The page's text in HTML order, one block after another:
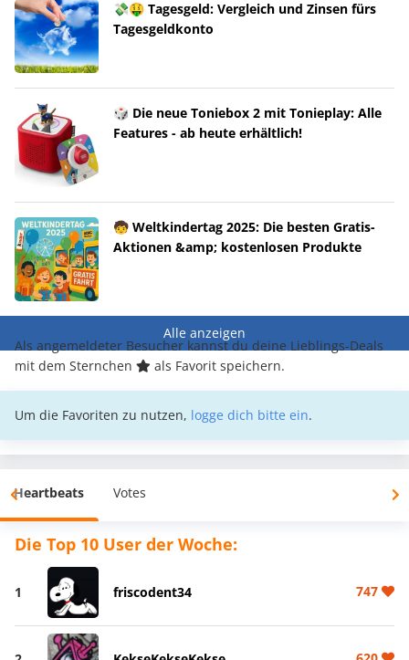
💸🤑 Tagesgeld: Vergleich und Zinsen fürs
Tagesgeldkonto
🎲 Die neue Toniebox 2 mit Tonieplay: Alle
Features - ab heute erhältlich!
🧒 Weltkindertag 2025: Die besten Gratis-
Aktionen &amp; kostenlosen Produkte
Alle anzeigen
Als angemeldeter Besucher kannst du deine Lieblings-Deals
mit dem Sternchen
als Favorit speichern.
Um die Favoriten zu nutzen, logge dich bitte ein.
Heartbeats Votes
Die Top 10 User der Woche:
1 friscodent34 747